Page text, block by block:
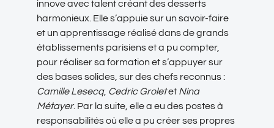
innove avec talentcréant des desserts
harmonieux. Elle s’appuie sur un savoir-faire
et un apprentissage réalisé dans de grands
établissements parisiens et a pu compter,
pour réaliser sa formation et s’appuyer sur
des bases solides, sur des chefs reconnus :
Camille Lesecq, Cedric Groletet Nina
Métayer. Par la suite, elle a eu des postes à
responsabilités où elle a pu créer ses propres